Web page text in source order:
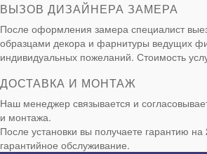
ВЫЗОВ ДИЗАЙНЕРА ЗАМЕРА
После оформления замера специалист
образцами декора и фарнитуры ведущих
индивидуальных пожеланий. Стоимость
ДОСТАВКА И МОНТАЖ
Наш менеджер связывается и
и монтажа.
После установки вы получаете гарантию на
гарантийное обслуживание.